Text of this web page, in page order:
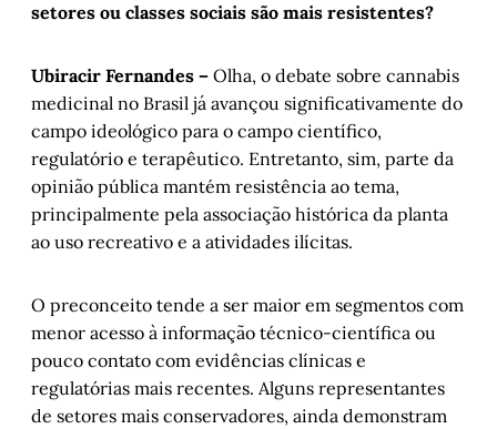
setores ou classes sociais são mais resistentes?
Ubiracir Fernandes – Olha, o debate sobre cannabis
medicinal no Brasil já avançou significativamente do
campo ideológico para o campo científico,
regulatório e terapêutico. Entretanto, sim, parte da
opinião pública mantém resistência ao tema,
principalmente pela associação histórica da planta
ao uso recreativo e a atividades ilícitas.
O preconceito tende a ser maior em segmentos com
menor acesso à informação técnico-científica ou
pouco contato com evidências clínicas e
regulatórias mais recentes. Alguns representantes
de setores mais conservadores, ainda demonstram